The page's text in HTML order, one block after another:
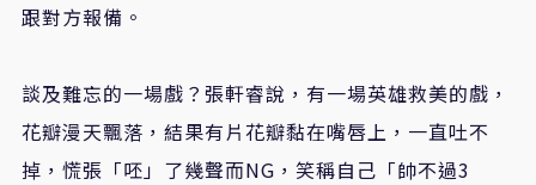
跟對方報備。
談及難忘的一場戲？張軒睿說，有一場英雄救美的戲，
花瓣漫天飄落，結果有片花瓣黏在嘴唇上，一直吐不
掉，慌張「呸」了幾聲而NG ，笑稱自己「帥不過3